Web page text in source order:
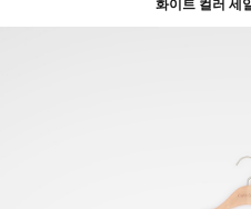
화이트 컬러 세